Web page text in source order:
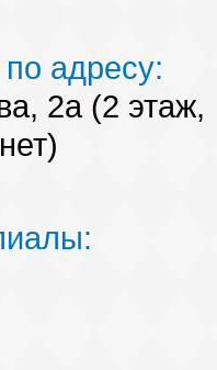
адресу:
2а (2 этаж,